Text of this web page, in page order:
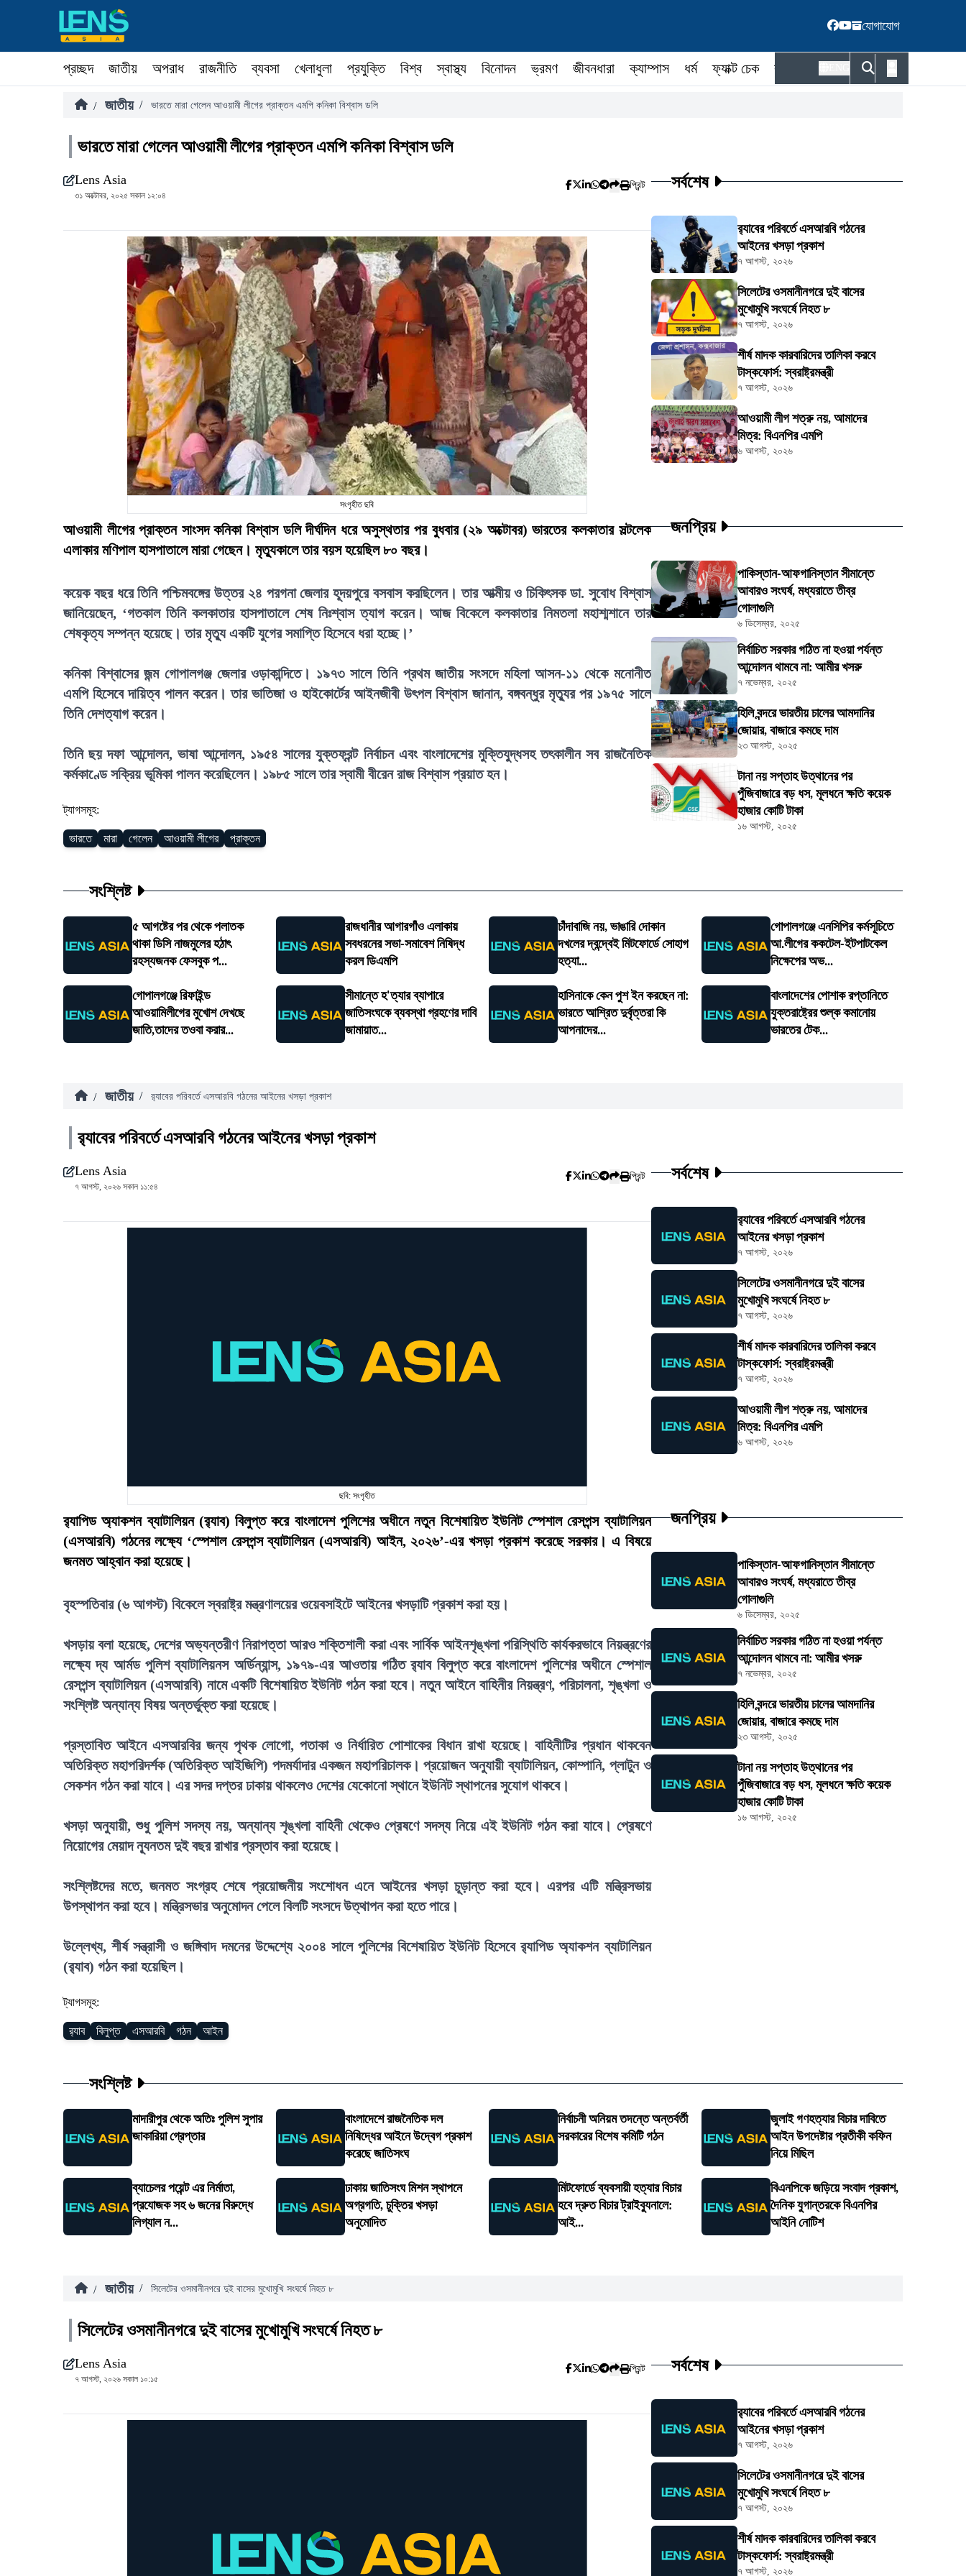
যোগাযোগ
প্রচ্ছদ জাতীয় অপরাধ রাজনীতি ব্যবসা খেলাধুলা প্রযুক্তি বিশ্ব স্বাস্থ্য বিনোদন ভ্রমণ জীবনধারা ক্যাম্পাস ধর্ম ফ্যাক্ট চেক কর্মকর্তা
/ জাতীয় / ভারতে মারা গেলেন আওয়ামী লীগের প্রাক্তন এমপি কনিকা বিশ্বাস ডলি
ভারতে মারা গেলেন আওয়ামী লীগের প্রাক্তন এমপি কনিকা বিশ্বাস ডলি
Lens Asia
৩১ অক্টোবর, ২০২৫ সকাল ১২:০৪
প্রিন্ট
সংগৃহীত ছবি
আওয়ামী লীগের প্রাক্তন সাংসদ কনিকা বিশ্বাস ডলি দীর্ঘদিন ধরে অসুস্থতার পর বুধবার (২৯ অক্টোবর) ভারতের কলকাতার সল্টলেক
এলাকার মণিপাল হাসপাতালে মারা গেছেন। মৃত্যুকালে তার বয়স হয়েছিল ৮০ বছর।
কয়েক বছর ধরে তিনি পশ্চিমবঙ্গের উত্তর ২৪ পরগনা জেলার হূদয়পুরে বসবাস করছিলেন। তার আত্মীয় ও চিকিৎসক ডা. সুবোধ বিশ্বাস
জানিয়েছেন, ‘গতকাল তিনি কলকাতার হাসপাতালে শেষ নিঃশ্বাস ত্যাগ করেন। আজ বিকেলে কলকাতার নিমতলা মহাশ্মশানে তার
শেষকৃত্য সম্পন্ন হয়েছে। তার মৃত্যু একটি যুগের সমাপ্তি হিসেবে ধরা হচ্ছে।’
কনিকা বিশ্বাসের জন্ম গোপালগঞ্জ জেলার ওড়াকান্দিতে। ১৯৭৩ সালে তিনি প্রথম জাতীয় সংসদে মহিলা আসন-১১ থেকে মনোনীত
এমপি হিসেবে দায়িত্ব পালন করেন। তার ভাতিজা ও হাইকোর্টের আইনজীবী উৎপল বিশ্বাস জানান, বঙ্গবন্ধুর মৃত্যুর পর ১৯৭৫ সালে
তিনি দেশত্যাগ করেন।
তিনি ছয় দফা আন্দোলন, ভাষা আন্দোলন, ১৯৫৪ সালের যুক্তফ্রন্ট নির্বাচন এবং বাংলাদেশের মুক্তিযুদ্ধসহ তৎকালীন সব রাজনৈতিক
কর্মকাণ্ডে সক্রিয় ভূমিকা পালন করেছিলেন। ১৯৮৫ সালে তার স্বামী বীরেন রাজ বিশ্বাস প্রয়াত হন।
ট্যাগসমূহ:
ভারতে মারা গেলেন আওয়ামী লীগের প্রাক্তন
সর্বশেষ
র‍্যাবের পরিবর্তে এসআরবি গঠনের
আইনের খসড়া প্রকাশ
৭ আগস্ট, ২০২৬
সিলেটের ওসমানীনগরে দুই বাসের
মুখোমুখি সংঘর্ষে নিহত ৮
৭ আগস্ট, ২০২৬
শীর্ষ মাদক কারবারিদের তালিকা করবে
টাস্কফোর্স: স্বরাষ্ট্রমন্ত্রী
৭ আগস্ট, ২০২৬
আওয়ামী লীগ শত্রু নয়, আমাদের
মিত্র: বিএনপির এমপি
৬ আগস্ট, ২০২৬
জনপ্রিয়
পাকিস্তান-আফগানিস্তান সীমান্তে
আবারও সংঘর্ষ, মধ্যরাতে তীব্র
গোলাগুলি
৬ ডিসেম্বর, ২০২৫
নির্বাচিত সরকার গঠিত না হওয়া পর্যন্ত
আন্দোলন থামবে না: আমীর খসরু
৭ নভেম্বর, ২০২৫
হিলি বন্দরে ভারতীয় চালের আমদানির
জোয়ার, বাজারে কমছে দাম
২৩ আগস্ট, ২০২৫
টানা নয় সপ্তাহ উত্থানের পর
পুঁজিবাজারে বড় ধস, মূলধনে ক্ষতি কয়েক
হাজার কোটি টাকা
১৬ আগস্ট, ২০২৫
সংশ্লিষ্ট
৫ আগষ্টের পর থেকে পলাতক
থাকা ডিসি নাজমুলের হঠাৎ
রহস্যজনক ফেসবুক প...
রাজধানীর আগারগাঁও এলাকায়
সবধরনের সভা-সমাবেশ নিষিদ্ধ
করল ডিএমপি
চাঁদাবাজি নয়, ভাঙারি দোকান
দখলের দ্বন্দ্বেই মিটফোর্ডে সোহাগ
হত্যা...
গোপালগঞ্জে এনসিপির কর্মসূচিতে
আ.লীগের ককটেল-ইটপাটকেল
নিক্ষেপের অভ...
গোপালগঞ্জে রিফাইন্ড
আওয়ামিলীগের মুখোশ দেখছে
জাতি,তাদের তওবা করার...
সীমান্তে হ'ত্যার ব্যাপারে
জাতিসংঘকে ব্যবস্থা গ্রহণের দাবি
জামায়াত...
হাসিনাকে কেন পুশ ইন করছেন না:
ভারতে আশ্রিত দুর্বৃত্তরা কি
আপনাদের...
বাংলাদেশের পোশাক রপ্তানিতে
যুক্তরাষ্ট্রের শুল্ক কমানোয়
ভারতের টেক...
/ জাতীয় / র‍্যাবের পরিবর্তে এসআরবি গঠনের আইনের খসড়া প্রকাশ
র‍্যাবের পরিবর্তে এসআরবি গঠনের আইনের খসড়া প্রকাশ
Lens Asia
৭ আগস্ট, ২০২৬ সকাল ১১:৫৪
প্রিন্ট
ছবি: সংগৃহীত
র‍্যাপিড অ্যাকশন ব্যাটালিয়ন (র‍্যাব) বিলুপ্ত করে বাংলাদেশ পুলিশের অধীনে নতুন বিশেষায়িত ইউনিট স্পেশাল রেসপন্স ব্যাটালিয়ন
(এসআরবি) গঠনের লক্ষ্যে ‘স্পেশাল রেসপন্স ব্যাটালিয়ন (এসআরবি) আইন, ২০২৬’-এর খসড়া প্রকাশ করেছে সরকার। এ বিষয়ে
জনমত আহ্বান করা হয়েছে।
বৃহস্পতিবার (৬ আগস্ট) বিকেলে স্বরাষ্ট্র মন্ত্রণালয়ের ওয়েবসাইটে আইনের খসড়াটি প্রকাশ করা হয়।
খসড়ায় বলা হয়েছে, দেশের অভ্যন্তরীণ নিরাপত্তা আরও শক্তিশালী করা এবং সার্বিক আইনশৃঙ্খলা পরিস্থিতি কার্যকরভাবে নিয়ন্ত্রণের
লক্ষ্যে দ্য আর্মড পুলিশ ব্যাটালিয়নস অর্ডিন্যান্স, ১৯৭৯-এর আওতায় গঠিত র‍্যাব বিলুপ্ত করে বাংলাদেশ পুলিশের অধীনে স্পেশাল
রেসপন্স ব্যাটালিয়ন (এসআরবি) নামে একটি বিশেষায়িত ইউনিট গঠন করা হবে। নতুন আইনে বাহিনীর নিয়ন্ত্রণ, পরিচালনা, শৃঙ্খলা ও
সংশ্লিষ্ট অন্যান্য বিষয় অন্তর্ভুক্ত করা হয়েছে।
প্রস্তাবিত আইনে এসআরবির জন্য পৃথক লোগো, পতাকা ও নির্ধারিত পোশাকের বিধান রাখা হয়েছে। বাহিনীটির প্রধান থাকবেন
অতিরিক্ত মহাপরিদর্শক (অতিরিক্ত আইজিপি) পদমর্যাদার একজন মহাপরিচালক। প্রয়োজন অনুযায়ী ব্যাটালিয়ন, কোম্পানি, প্লাটুন ও
সেকশন গঠন করা যাবে। এর সদর দপ্তর ঢাকায় থাকলেও দেশের যেকোনো স্থানে ইউনিট স্থাপনের সুযোগ থাকবে।
খসড়া অনুযায়ী, শুধু পুলিশ সদস্য নয়, অন্যান্য শৃঙ্খলা বাহিনী থেকেও প্রেষণে সদস্য নিয়ে এই ইউনিট গঠন করা যাবে। প্রেষণে
নিয়োগের মেয়াদ ন্যূনতম দুই বছর রাখার প্রস্তাব করা হয়েছে।
সংশ্লিষ্টদের মতে, জনমত সংগ্রহ শেষে প্রয়োজনীয় সংশোধন এনে আইনের খসড়া চূড়ান্ত করা হবে। এরপর এটি মন্ত্রিসভায়
উপস্থাপন করা হবে। মন্ত্রিসভার অনুমোদন পেলে বিলটি সংসদে উত্থাপন করা হতে পারে।
উল্লেখ্য, শীর্ষ সন্ত্রাসী ও জঙ্গিবাদ দমনের উদ্দেশ্যে ২০০৪ সালে পুলিশের বিশেষায়িত ইউনিট হিসেবে র‍্যাপিড অ্যাকশন ব্যাটালিয়ন
(র‍্যাব) গঠন করা হয়েছিল।
ট্যাগসমূহ:
র‍্যাব বিলুপ্ত এসআরবি গঠন আইন
সর্বশেষ
র‍্যাবের পরিবর্তে এসআরবি গঠনের
আইনের খসড়া প্রকাশ
৭ আগস্ট, ২০২৬
সিলেটের ওসমানীনগরে দুই বাসের
মুখোমুখি সংঘর্ষে নিহত ৮
৭ আগস্ট, ২০২৬
শীর্ষ মাদক কারবারিদের তালিকা করবে
টাস্কফোর্স: স্বরাষ্ট্রমন্ত্রী
৭ আগস্ট, ২০২৬
আওয়ামী লীগ শত্রু নয়, আমাদের
মিত্র: বিএনপির এমপি
৬ আগস্ট, ২০২৬
জনপ্রিয়
পাকিস্তান-আফগানিস্তান সীমান্তে
আবারও সংঘর্ষ, মধ্যরাতে তীব্র
গোলাগুলি
৬ ডিসেম্বর, ২০২৫
নির্বাচিত সরকার গঠিত না হওয়া পর্যন্ত
আন্দোলন থামবে না: আমীর খসরু
৭ নভেম্বর, ২০২৫
হিলি বন্দরে ভারতীয় চালের আমদানির
জোয়ার, বাজারে কমছে দাম
২৩ আগস্ট, ২০২৫
টানা নয় সপ্তাহ উত্থানের পর
পুঁজিবাজারে বড় ধস, মূলধনে ক্ষতি কয়েক
হাজার কোটি টাকা
১৬ আগস্ট, ২০২৫
সংশ্লিষ্ট
মাদারীপুর থেকে অতিঃ পুলিশ সুপার
জাকারিয়া গ্রেপ্তার
বাংলাদেশে রাজনৈতিক দল
নিষিদ্ধের আইনে উদ্বেগ প্রকাশ
করেছে জাতিসংঘ
নির্বাচনী অনিয়ম তদন্তে অন্তর্বর্তী
সরকারের বিশেষ কমিটি গঠন
জুলাই গণহত্যার বিচার দাবিতে
আইন উপদেষ্টার প্রতীকী কফিন
নিয়ে মিছিল
ব্যাচেলর পয়েন্ট এর নির্মাতা,
প্রযোজক সহ ৬ জনের বিরুদ্ধে
লিগ্যাল ন...
ঢাকায় জাতিসংঘ মিশন স্থাপনে
অগ্রগতি, চুক্তির খসড়া
অনুমোদিত
মিটফোর্ডে ব্যবসায়ী হত্যার বিচার
হবে দ্রুত বিচার ট্রাইব্যুনালে:
আই...
বিএনপিকে জড়িয়ে সংবাদ প্রকাশ,
দৈনিক যুগান্তরকে বিএনপির
আইনি নোটিশ
/ জাতীয় / সিলেটের ওসমানীনগরে দুই বাসের মুখোমুখি সংঘর্ষে নিহত ৮
সিলেটের ওসমানীনগরে দুই বাসের মুখোমুখি সংঘর্ষে নিহত ৮
Lens Asia
৭ আগস্ট, ২০২৬ সকাল ১০:১৫
প্রিন্ট সর্বশেষ
র‍্যাবের পরিবর্তে এসআরবি গঠনের
আইনের খসড়া প্রকাশ
৭ আগস্ট, ২০২৬
সিলেটের ওসমানীনগরে দুই বাসের
মুখোমুখি সংঘর্ষে নিহত ৮
৭ আগস্ট, ২০২৬
শীর্ষ মাদক কারবারিদের তালিকা করবে
টাস্কফোর্স: স্বরাষ্ট্রমন্ত্রী
৭ আগস্ট, ২০২৬